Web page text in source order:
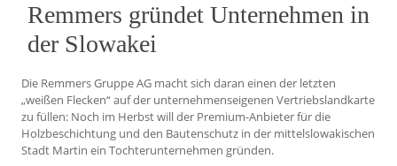
Remmers gründet Unternehmen in
der Slowakei
Die Remmers Gruppe AG macht sich daran einen der letzten
„weißen Flecken“ auf der unternehmenseigenen Vertriebslandkarte
zu füllen: Noch im Herbst will der Premium-Anbieter für die
Holzbeschichtung und den Bautenschutz in der mittelslowakischen
Stadt Martin ein Tochterunternehmen gründen.